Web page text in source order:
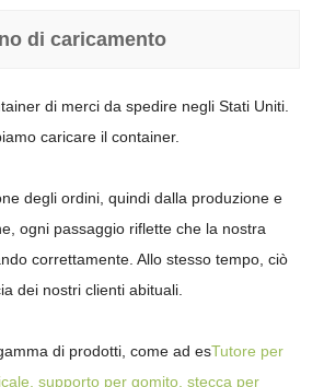
di caricamento
di merci da spedire negli Stati Uniti.
caricare il container.
degli ordini, quindi dalla produzione e
ogni passaggio riflette che la nostra
correttamente. Allo stesso tempo, ciò
dei nostri clienti abituali.
di prodotti, come ad esTutore per
supporto per gomito, stecca per